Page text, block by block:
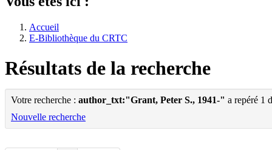
Accueil
E-Bibliothèque du CRTC
Résultats de la recherche
Votre recherche : author_txt:"Grant, Peter S., 1941-" a repéré 1
Nouvelle recherche